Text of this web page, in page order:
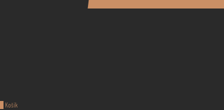
Košík